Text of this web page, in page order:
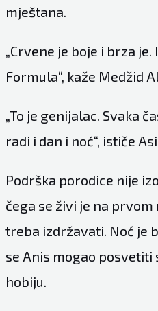
mještana.
„Crvene je boje i brza
Formula“, kaže Medžid
„To je genijalac. Svaka
radi i dan i noć“, ističe
Podrška porodice nije
čega se živi je na prvom
treba izdržavati. Noć je
se Anis mogao posvetiti
hobiju.